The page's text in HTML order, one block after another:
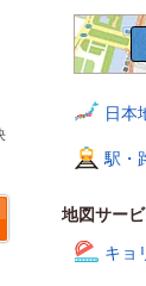
日本
駅・
地図サー
キョ